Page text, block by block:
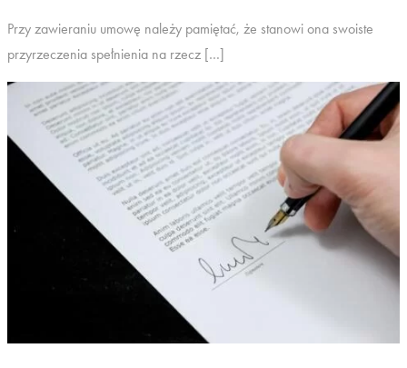
Przy zawieraniu umowę należy pamiętać, że stanowi ona swoiste
przyrzeczenia spełnienia na rzecz […]